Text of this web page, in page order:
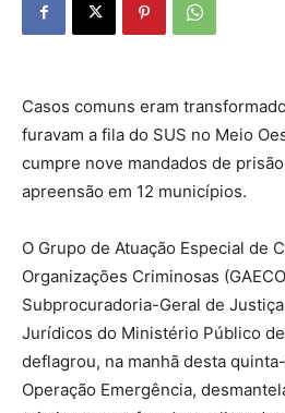
Casos comuns eram
furavam a fila do SUS no Meio
cumpre nove mandados de
apreensão em 12 municípios.
O Grupo de Atuação Especial de
Organizações Criminosas
Subprocuradoria-Geral de
Jurídicos do Ministério Público
deflagrou, na manhã desta
Operação Emergência,